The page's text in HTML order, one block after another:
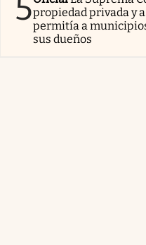
5propiedad privada y
permitía a
sus dueños